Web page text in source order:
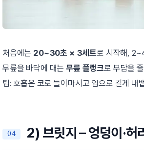
처음에는 20~30초 × 3세트로 시작해,
무릎을 바닥에 대는무릎 플랭크로 부담을
팁: 호흡은 코로 들이마시고 입으로 길게 내
2) 브릿지 – 엉덩이·허